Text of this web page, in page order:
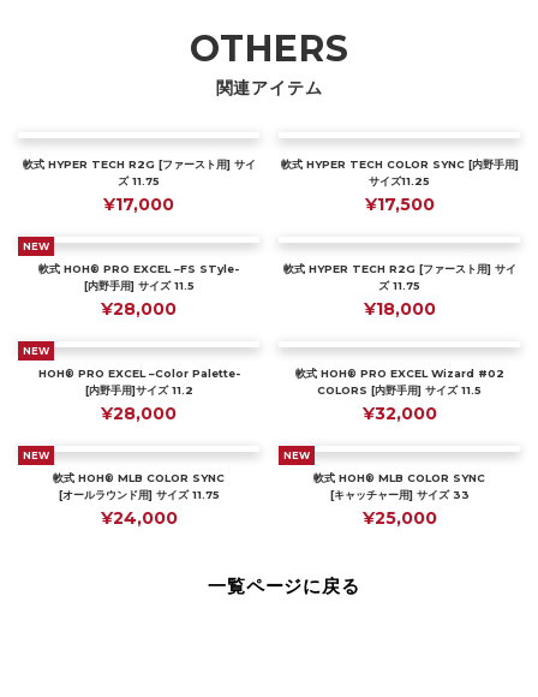
OTHERS
関連アイテム
軟式 HYPER TECH R2G [ファースト用] サイ
ズ 11.75
¥17,000
軟式 HYPER TECH COLOR SYNC [内野手用]
サイズ11.25
¥17,500
NEW
軟式 HOH® PRO EXCEL –FS STyle-
[内野手用] サイズ 11.5
¥28,000
軟式 HYPER TECH R2G [ファースト用] サイ
ズ 11.75
¥18,000
NEW
HOH® PRO EXCEL –Color Palette-
[内野手用]サイズ 11.2
¥28,000
軟式 HOH® PRO EXCEL Wizard #02
COLORS [内野手用] サイズ 11.5
¥32,000
NEW
軟式 HOH® MLB COLOR SYNC
[オールラウンド用] サイズ 11.75
¥24,000
NEW
軟式 HOH® MLB COLOR SYNC
[キャッチャー用] サイズ 33
¥25,000
一覧ページに戻る